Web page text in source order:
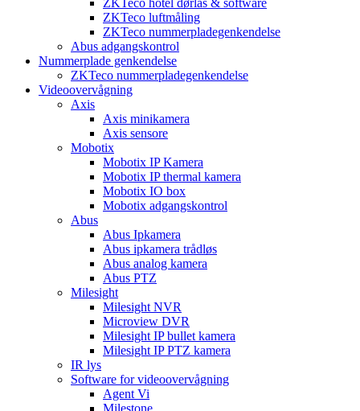
ZKTeco hotel dørlås & software
ZKTeco luftmåling
ZKTeco nummerpladegenkendelse
Abus adgangskontrol
Nummerplade genkendelse
ZKTeco nummerpladegenkendelse
Videoovervågning
Axis
Axis minikamera
Axis sensore
Mobotix
Mobotix IP Kamera
Mobotix IP thermal kamera
Mobotix IO box
Mobotix adgangskontrol
Abus
Abus Ipkamera
Abus ipkamera trådløs
Abus analog kamera
Abus PTZ
Milesight
Milesight NVR
Microview DVR
Milesight IP bullet kamera
Milesight IP PTZ kamera
IR lys
Software for videoovervågning
Agent Vi
Milestone